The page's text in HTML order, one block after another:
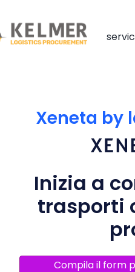
Xeneta by
Inizia a
trasporti
Compila il form